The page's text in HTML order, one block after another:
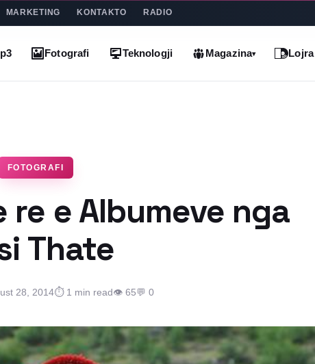
MARKETING KONTAKTO RADIO
Fotografi Teknologji Magazina▾ Lojra
FOTOGRAFI
re e Albumeve nga
Thate
28, 2014⏱ 1 min read👁 65💬 0